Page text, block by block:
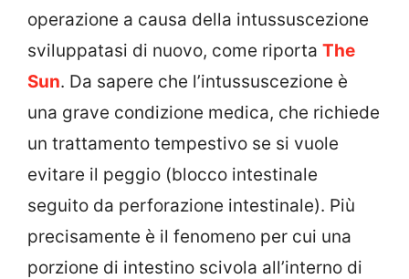
operazione a causa della intussuscezione
sviluppatasi di nuovo, come riporta The
Sun. Da sapere che l’intussuscezione è
una grave condizione medica, che richiede
un trattamento tempestivo se si vuole
evitare il peggio (blocco intestinale
seguito da perforazione intestinale). Più
precisamente è il fenomeno per cui una
porzione di intestino scivola all’interno di